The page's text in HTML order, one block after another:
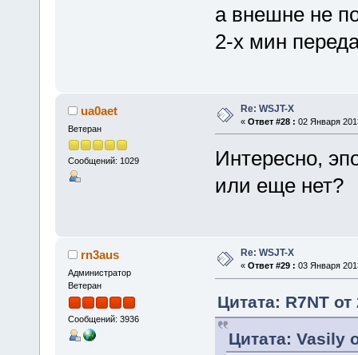
а внешне не
2-х мин
ua0aet
Ветеран
Сообщений: 1029
Re: WSJT-X
« Ответ #28 : 02 Января
Интересно,
или еще нет?
rn3aus
Администратор
Ветеран
Сообщений: 3936
Re: WSJT-X
« Ответ #29 : 03 Января
Цитата: R7NT
Цитата: Vasily